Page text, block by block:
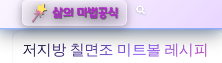
저지방 칠면조 미트볼 레시피